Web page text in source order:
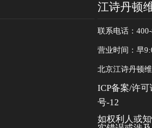
江诗丹顿
联系电话：
营业时间：早
北京江诗丹顿
ICP备案/许可
号-12
如权利人或